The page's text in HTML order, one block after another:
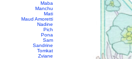
Maba
Manchu
Mati
Maud Amoretti
Nadine
Pich
Pona
Sam
Sandrine
Tomkat
Zviane